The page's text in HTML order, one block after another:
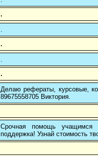
.
.
.
Делаю рефераты, курсовые,
89675558705 Виктория.
Срочная помощь учащимся в
поддержка! Узнай стоимость